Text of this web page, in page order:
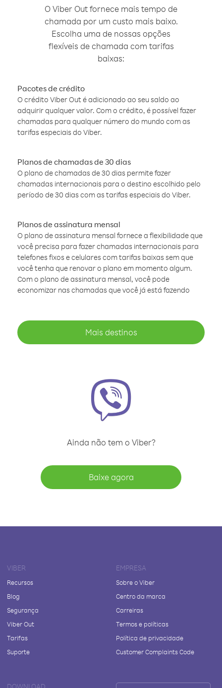
O Viber Out fornece mais tempo de
chamada por um custo mais baixo.
Escolha uma de nossas opções
flexíveis de chamada com tarifas
baixas:
Pacotes de crédito
O crédito Viber Out é adicionado ao seu saldo ao
adquirir qualquer valor. Com o crédito, é possível fazer
chamadas para qualquer número do mundo com as
tarifas especiais do Viber.
Planos de chamadas de 30 dias
O plano de chamadas de 30 dias permite fazer
chamadas internacionais para o destino escolhido pelo
período de 30 dias com as tarifas especiais do Viber.
Planos de assinatura mensal
O plano de assinatura mensal fornece a flexibilidade que
você precisa para fazer chamadas internacionais para
telefones fixos e celulares com tarifas baixas sem que
você tenha que renovar o plano em momento algum.
Com o plano de assinatura mensal, você pode
economizar nas chamadas que você já está fazendo
Mais destinos
Ainda não tem o Viber?
Baixe agora
VIBER
Recursos
Blog
Segurança
Viber Out
Tarifas
Suporte
EMPRESA
Sobre o Viber
Centro da marca
Carreiras
Termos e políticas
Política de privacidade
Customer Complaints Code
DOWNLOAD